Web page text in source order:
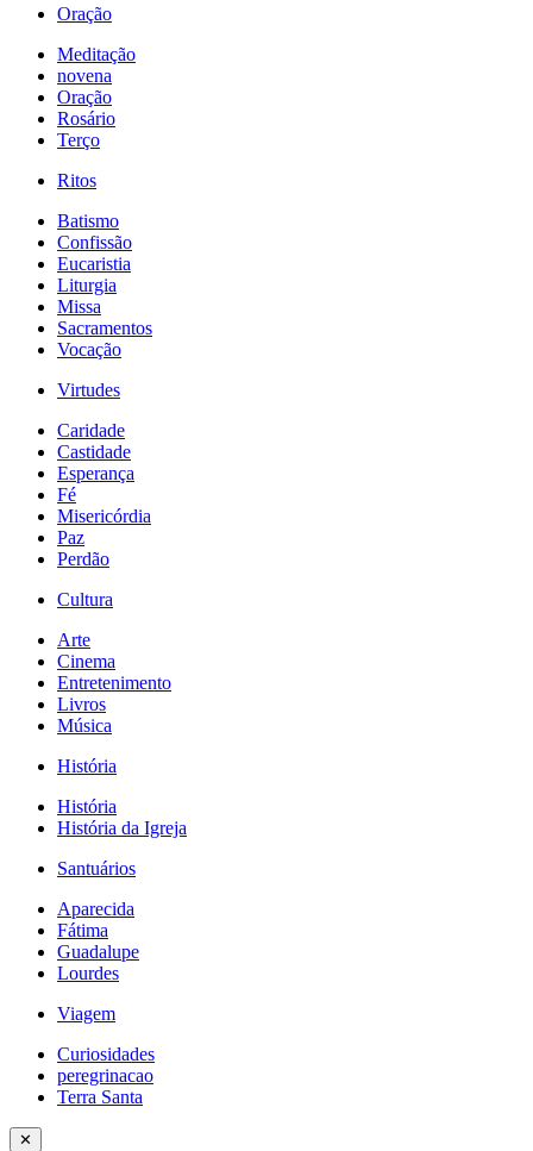
Oração
Meditação
novena
Oração
Rosário
Terço
Ritos
Batismo
Confissão
Eucaristia
Liturgia
Missa
Sacramentos
Vocação
Virtudes
Caridade
Castidade
Esperança
Fé
Misericórdia
Paz
Perdão
Cultura
Arte
Cinema
Entretenimento
Livros
Música
História
História
História da Igreja
Santuários
Aparecida
Fátima
Guadalupe
Lourdes
Viagem
Curiosidades
peregrinacao
Terra Santa
✕